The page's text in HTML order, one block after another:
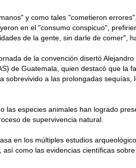
y como tales "cometieron
en el "consumo conspicuo",
de la gente, sin darle de comer",
de la convención disertó
de Guatemala, quien destacó que la
sobrevivido a las prolongadas sequías,
las especies animales han logrado
de supervivencia natural.
en los múltiples estudios
así como las evidencias científicas